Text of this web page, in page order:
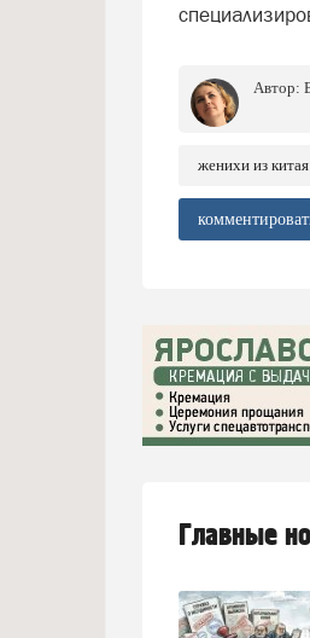
Автор:
женихи из китая
Главные